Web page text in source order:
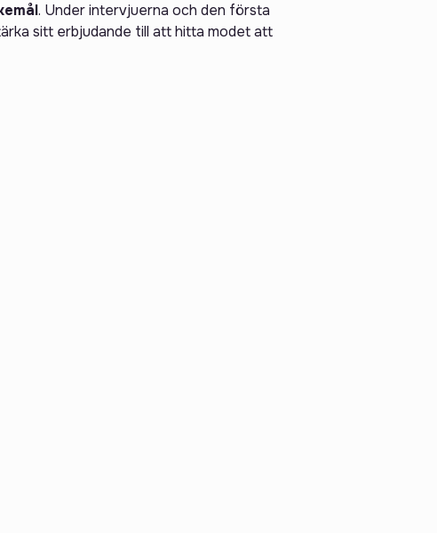
. Under intervjuerna och den första
sitt erbjudande till att hitta modet att